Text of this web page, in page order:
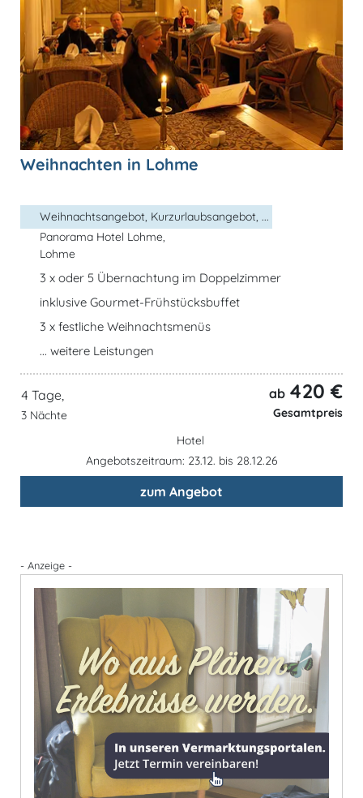
Weihnachten in Lohme
Weihnachtsangebot, Kurzurlaubsangebot, ...
Panorama Hotel Lohme,
Lohme
3 x oder 5 Übernachtung im Doppelzimmer
inklusive Gourmet-Frühstücksbuffet
3 x festliche Weihnachtsmenüs
... weitere Leistungen
4 Tage,
3 Nächte
ab 420 €
Gesamtpreis
Hotel
Angebotszeitraum: 23.12. bis 28.12.26
zum Angebot
- Anzeige -